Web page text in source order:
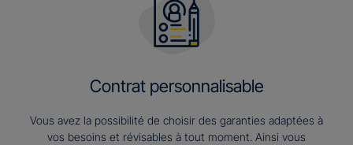
Contrat personnalisable
Vous avez la possibilité de choisir des garanties adaptées à
vos besoins et révisables à tout moment. Ainsi vous